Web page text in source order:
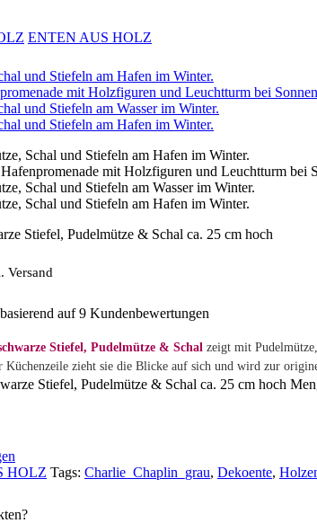
ENTEN AUS HOLZ
Stiefel, Pudelmütze & Schal ca. 25 cm hoch
Versand
auf9 Kundenbewertungen
Stiefel, Pudelmütze & Schal zeigt mit
Küchenzeile zieht sie die Blicke auf sich und wird zur
Stiefel, Pudelmütze & Schal ca. 25 cm hoch
HOLZ Tags: Charlie_Chaplin_grau, Dekoente,